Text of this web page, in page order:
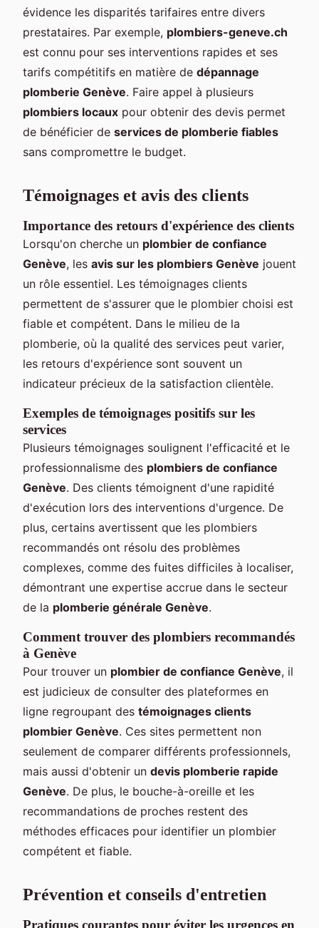
évidence les disparités tarifaires entre divers
prestataires. Par exemple, plombiers-geneve.ch
est connu pour ses interventions rapides et ses
tarifs compétitifs en matière de dépannage
plomberie Genève. Faire appel à plusieurs
plombiers locaux pour obtenir des devis permet
de bénéficier de services de plomberie fiables
sans compromettre le budget.
Témoignages et avis des clients
Importance des retours d'expérience des clients
Lorsqu'on cherche un plombier de confiance
Genève, les avis sur les plombiers Genève jouent
un rôle essentiel. Les témoignages clients
permettent de s'assurer que le plombier choisi est
fiable et compétent. Dans le milieu de la
plomberie, où la qualité des services peut varier,
les retours d'expérience sont souvent un
indicateur précieux de la satisfaction clientèle.
Exemples de témoignages positifs sur les
services
Plusieurs témoignages soulignent l'efficacité et le
professionnalisme des plombiers de confiance
Genève. Des clients témoignent d'une rapidité
d'exécution lors des interventions d'urgence. De
plus, certains avertissent que les plombiers
recommandés ont résolu des problèmes
complexes, comme des fuites difficiles à localiser,
démontrant une expertise accrue dans le secteur
de la plomberie générale Genève.
Comment trouver des plombiers recommandés
à Genève
Pour trouver un plombier de confiance Genève, il
est judicieux de consulter des plateformes en
ligne regroupant des témoignages clients
plombier Genève. Ces sites permettent non
seulement de comparer différents professionnels,
mais aussi d'obtenir un devis plomberie rapide
Genève. De plus, le bouche-à-oreille et les
recommandations de proches restent des
méthodes efficaces pour identifier un plombier
compétent et fiable.
Prévention et conseils d'entretien
Pratiques courantes pour éviter les urgences en